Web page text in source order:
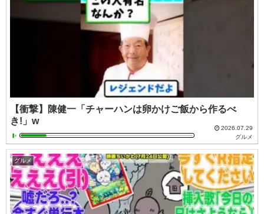
【衝撃】陳健一「チャーハンは卵かけご飯から作るべ
き!」w
2026.07.29
グルメ
グルメ